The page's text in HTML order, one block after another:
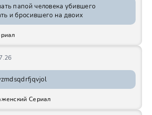
папой человека убившего
и бросившего на двоих
Сериал